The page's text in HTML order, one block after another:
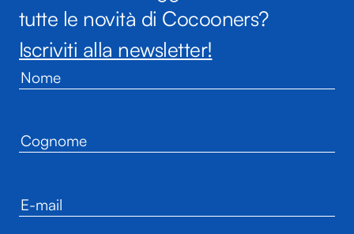
tutte le novità di Cocooners?
Iscriviti alla newsletter!